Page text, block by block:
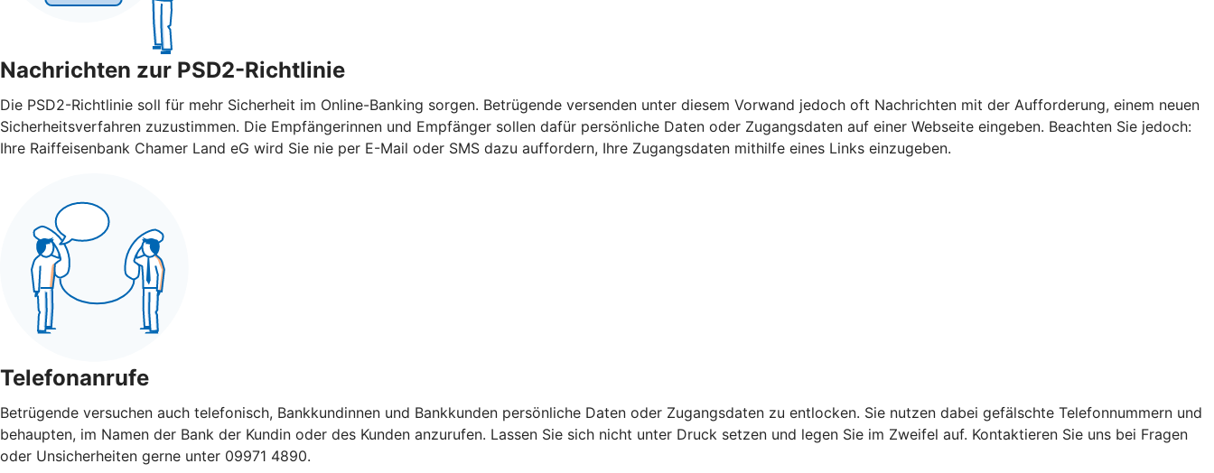
Nachrichten zur PSD2-Richtlinie
Die PSD2-Richtlinie soll für mehr Sicherheit im Online-Banking sorgen. Betrügende versenden unter diesem Vorwand jedoch oft Nachrichten mit der Aufforderung, einem neuen
Sicherheitsverfahren zuzustimmen. Die Empfängerinnen und Empfänger sollen dafür persönliche Daten oder Zugangsdaten auf einer Webseite eingeben. Beachten Sie jedoch:
Ihre Raiffeisenbank Chamer Land eG wird Sie nie per E-Mail oder SMS dazu auffordern, Ihre Zugangsdaten mithilfe eines Links einzugeben.
Telefonanrufe
Betrügende versuchen auch telefonisch, Bankkundinnen und Bankkunden persönliche Daten oder Zugangsdaten zu entlocken. Sie nutzen dabei gefälschte Telefonnummern und
behaupten, im Namen der Bank der Kundin oder des Kunden anzurufen. Lassen Sie sich nicht unter Druck setzen und legen Sie im Zweifel auf. Kontaktieren Sie uns bei Fragen
oder Unsicherheiten gerne unter 09971 4890.